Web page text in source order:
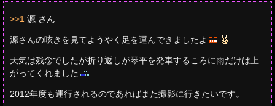
>>1 源 さん
源さんの呟きを見てようやく足を運んできましたよ
天気は残念でしたが折り返しが琴平を発車するころに雨だけは上
がってくれました
2012年度も運行されるのであればまた撮影に行きたいです。